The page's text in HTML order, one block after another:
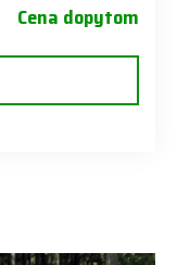
Cena dopytom